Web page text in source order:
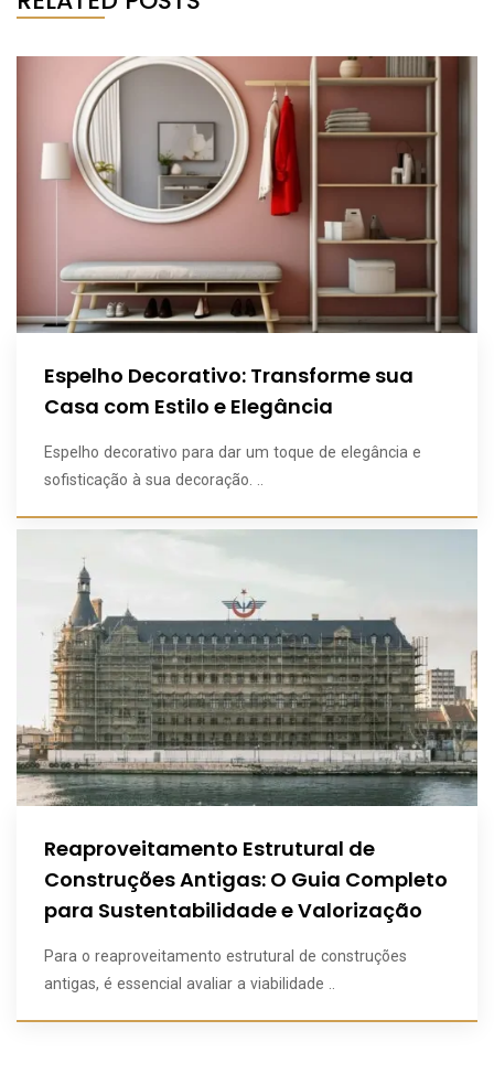
Espelho Decorativo: Transforme sua
Casa com Estilo e Elegância
Espelho decorativo para dar um toque de elegância e
sofisticação à sua decoração. ..
Reaproveitamento Estrutural de
Construções Antigas: O Guia Completo
para Sustentabilidade e Valorização
Para o reaproveitamento estrutural de construções
antigas, é essencial avaliar a viabilidade ..